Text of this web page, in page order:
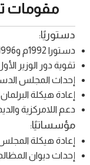
مقومات
دستوريًا:
دستورا 1992م و1996م ضمنا حقوق الإنسان.
تقوية دور الوزير
إحداث المجلس
إعادة هيكلة
دعم اللامركزية
مؤسساتيًا:
إعادة هيكلة
إحداث ديوان المظالم